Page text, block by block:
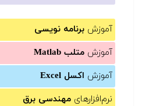
آموزش برنامه نویسی
آموزش متلب Matlab
آموزش اکسل Excel
نرم‌افزارهای مهندسی برق